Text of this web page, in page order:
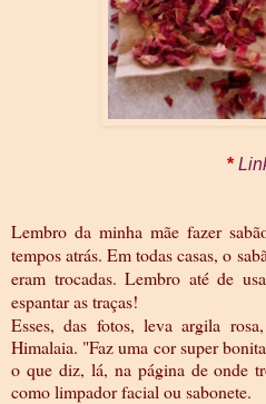
*
Lembro da minha mãe fazer
tempos atrás. Em todas casas, o
eram trocadas. Lembro até de
espantar as traças!
Esses, das fotos, leva argila
Himalaia. "Faz uma cor super
o que diz, lá, na página de onde
como limpador facial ou sabonete.